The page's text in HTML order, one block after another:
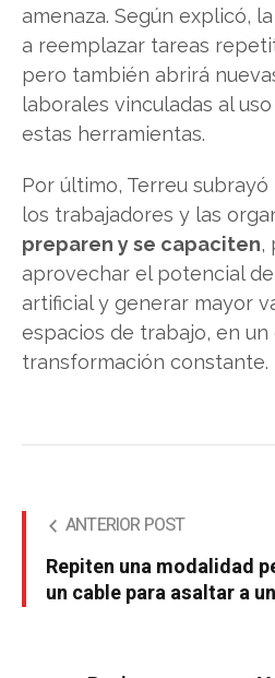
amenaza. Según explicó,
a reemplazar tareas
pero también abrirá
laborales vinculadas al
estas herramientas.
Por último, Terreu
los trabajadores y las
preparen y se capaciten,
aprovechar el potencial
artificial y generar mayor
espacios de trabajo, en
transformación constante.
ANTERIOR POST
Repiten una modalidad
un cable para asaltar a